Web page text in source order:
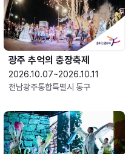
광주 추억의 충장축제
2026.10.07~2026.10.11
전남광주통합특별시 동구